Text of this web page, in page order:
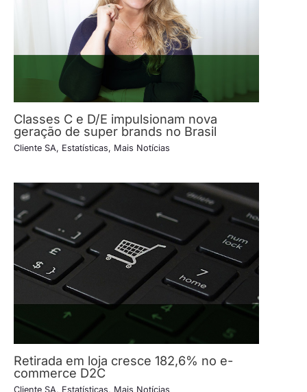
Classes C e D/E impulsionam nova
geração de super brands no Brasil
Cliente SA, Estatísticas, Mais Notícias
Retirada em loja cresce 182,6% no e-
commerce D2C
Cliente SA, Estatísticas, Mais Notícias